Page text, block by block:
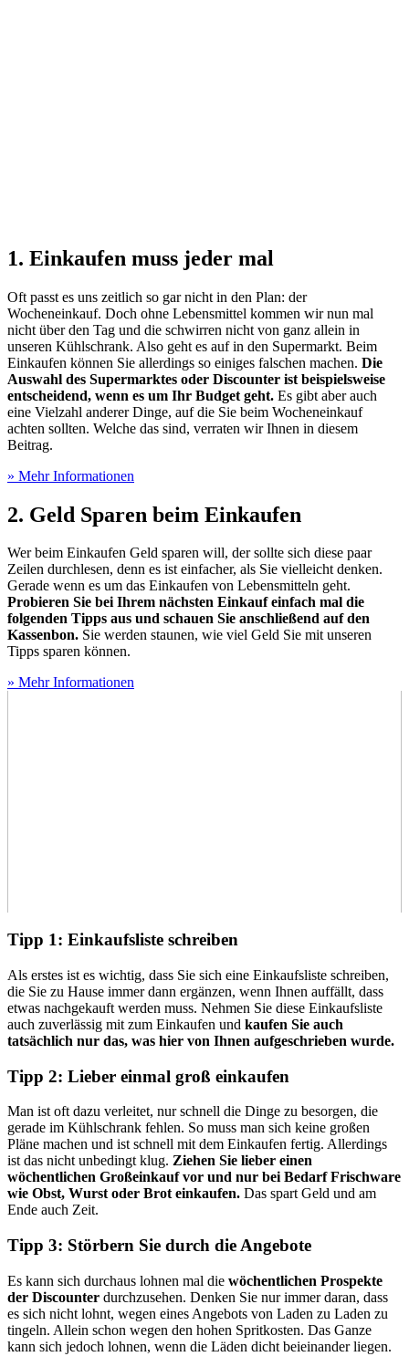
1. Einkaufen muss jeder mal
Oft passt es uns zeitlich so gar nicht in den Plan: der
Wocheneinkauf. Doch ohne Lebensmittel kommen wir nun mal
nicht über den Tag und die schwirren nicht von ganz allein in
unseren Kühlschrank. Also geht es auf in den Supermarkt. Beim
Einkaufen können Sie allerdings so einiges falschen machen. Die
Auswahl des Supermarktes oder Discounter ist beispielsweise
entscheidend, wenn es um Ihr Budget geht. Es gibt aber auch
eine Vielzahl anderer Dinge, auf die Sie beim Wocheneinkauf
achten sollten. Welche das sind, verraten wir Ihnen in diesem
Beitrag.
» Mehr Informationen
2. Geld Sparen beim Einkaufen
Wer beim Einkaufen Geld sparen will, der sollte sich diese paar
Zeilen durchlesen, denn es ist einfacher, als Sie vielleicht denken.
Gerade wenn es um das Einkaufen von Lebensmitteln geht.
Probieren Sie bei Ihrem nächsten Einkauf einfach mal die
folgenden Tipps aus und schauen Sie anschließend auf den
Kassenbon. Sie werden staunen, wie viel Geld Sie mit unseren
Tipps sparen können.
» Mehr Informationen
Tipp 1: Einkaufsliste schreiben
Als erstes ist es wichtig, dass Sie sich eine Einkaufsliste schreiben,
die Sie zu Hause immer dann ergänzen, wenn Ihnen auffällt, dass
etwas nachgekauft werden muss. Nehmen Sie diese Einkaufsliste
auch zuverlässig mit zum Einkaufen und kaufen Sie auch
tatsächlich nur das, was hier von Ihnen aufgeschrieben wurde.
Tipp 2: Lieber einmal groß einkaufen
Man ist oft dazu verleitet, nur schnell die Dinge zu besorgen, die
gerade im Kühlschrank fehlen. So muss man sich keine großen
Pläne machen und ist schnell mit dem Einkaufen fertig. Allerdings
ist das nicht unbedingt klug. Ziehen Sie lieber einen
wöchentlichen Großeinkauf vor und nur bei Bedarf Frischware
wie Obst, Wurst oder Brot einkaufen. Das spart Geld und am
Ende auch Zeit.
Tipp 3: Störbern Sie durch die Angebote
Es kann sich durchaus lohnen mal die wöchentlichen Prospekte
der Discounter durchzusehen. Denken Sie nur immer daran, dass
es sich nicht lohnt, wegen eines Angebots von Laden zu Laden zu
tingeln. Allein schon wegen den hohen Spritkosten. Das Ganze
kann sich jedoch lohnen, wenn die Läden dicht beieinander liegen.